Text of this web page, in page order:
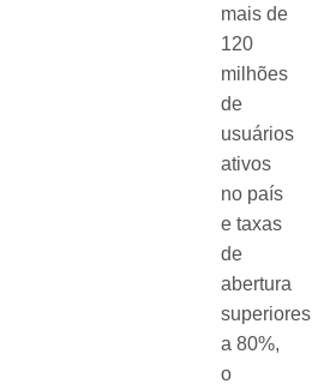
mais de
120
milhões
de
usuários
ativos
no país
e taxas
de
abertura
superiores
a 80%,
o